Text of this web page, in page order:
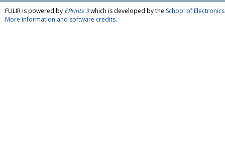
FULIR is powered by EPrints 3which is developed by the School of
More information and software credits.